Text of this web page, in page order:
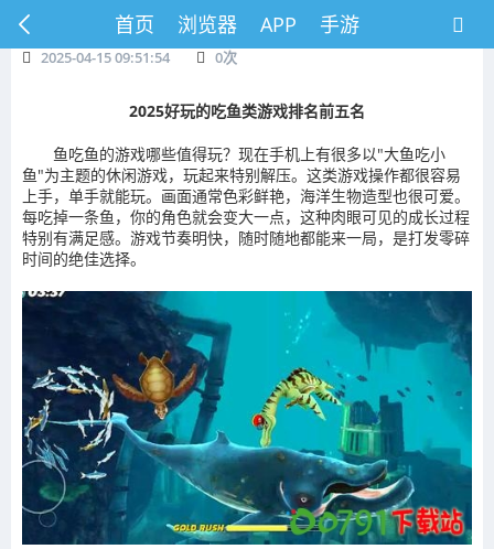
首页 浏览器 APP 手游
2025-04-15 09:51:54 0次
2025好玩的吃鱼类游戏排名前五名
鱼吃鱼的游戏哪些值得玩？现在手机上有很多以"大鱼吃小
鱼"为主题的休闲游戏，玩起来特别解压。这类游戏操作都很容易
上手，单手就能玩。画面通常色彩鲜艳，海洋生物造型也很可爱。
每吃掉一条鱼，你的角色就会变大一点，这种肉眼可见的成长过程
特别有满足感。游戏节奏明快，随时随地都能来一局，是打发零碎
时间的绝佳选择。